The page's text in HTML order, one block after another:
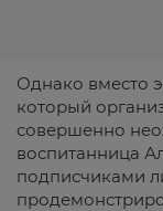
Однако вместо
который
совершенно
воспитанница
подписчиками